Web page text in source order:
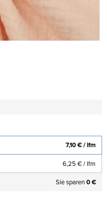
7,10 €/ lfm
6,25 €/ lfm
Sie sparen0 €